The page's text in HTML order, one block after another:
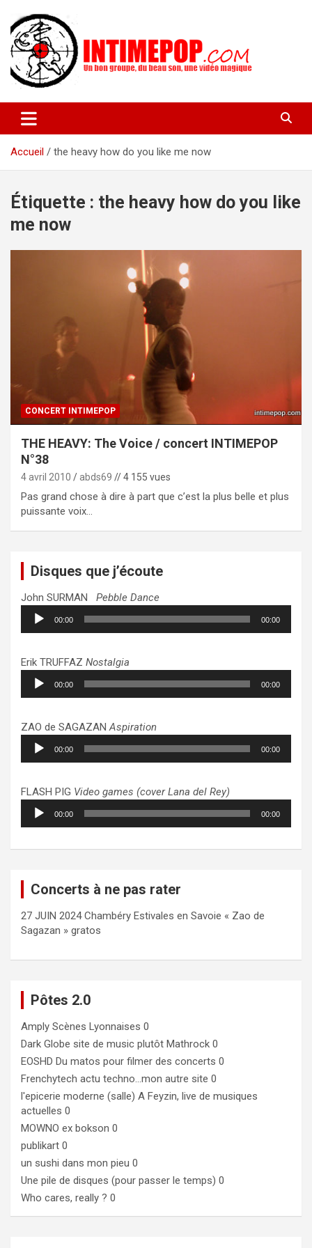
contenu
intimepop.com
actuelles pop rock, post-rock, indé sur Lyon. rock pop concert
lyon
Accueil
the heavy how do you like me now
Étiquette : the heavy how do you like
me now
CONCERT INTIMEPOP
THE HEAVY: The Voice / concert INTIMEPOP
N°38
4 avril 2010 abds69 // 4 155 vues
Pas grand chose à dire à part que c’est la plus belle et plus
puissante voix…
Disques que j’écoute
John SURMAN Pebble Dance
Lecteur
audio
00:00 00:00
Erik TRUFFAZ Nostalgia
Lecteur
audio
00:00 00:00
ZAO de SAGAZANAspiration
Lecteur
audio
00:00 00:00
FLASH PIG Video games (cover Lana del Rey)
Lecteur
audio
00:00 00:00
Concerts à ne pas rater
27 JUIN 2024 Chambéry Estivales en Savoie « Zao de
Sagazan » gratos
Pôtes 2.0
Amply Scènes Lyonnaises 0
Dark Globe site de music plutôt Mathrock 0
EOSHD Du matos pour filmer des concerts 0
Frenchytech actu techno…mon autre site 0
l'epicerie moderne (salle) A Feyzin, live de musiques
actuelles 0
MOWNO ex bokson 0
publikart 0
un sushi dans mon pieu 0
Une pile de disques (pour passer le temps) 0
Who cares, really ? 0